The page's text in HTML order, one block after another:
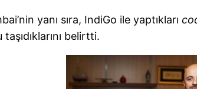
yanı sıra, IndiGo ile yaptıkları
belirtti.